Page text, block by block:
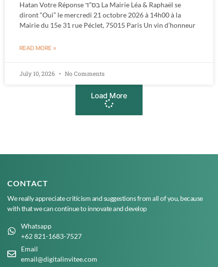
Hatan Votre Réponse בס”ד La Mairie Léa & Raphaël se
diront “Oui” le mercredi 21 octobre 2026 à 14h00 à la
Mairie du 15e 31 rue Péclet, 75015 Paris Un vin d’honneur
READ MORE »
July 10, 2026 No Comments
Load More
CONTACT
We really appreciate criticism and suggestions from all of you, because
with that we can continue to innovate and develop
Whatsapp
+62 821-1683-7527
Email
email@digitalinvitee.com